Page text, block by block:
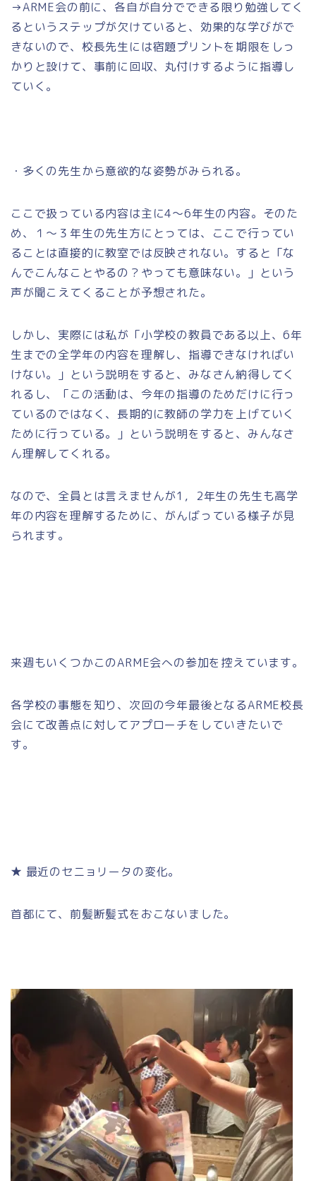
→ARME会の前に、各自が自分でできる限り勉強してく
るというステップが欠けていると、効果的な学びがで
きないので、校長先生には宿題プリントを期限をしっ
かりと設けて、事前に回収、丸付けするように指導し
ていく。
・多くの先生から意欲的な姿勢がみられる。
ここで扱っている内容は主に4～6年生の内容。そのた
め、１～３年生の先生方にとっては、ここで行ってい
ることは直接的に教室では反映されない。すると「な
んでこんなことやるの？やっても意味ない。」という
声が聞こえてくることが予想された。
しかし、実際には私が「小学校の教員である以上、6年
生までの全学年の内容を理解し、指導できなければい
けない。」という説明をすると、みなさん納得してく
れるし、「この活動は、今年の指導のためだけに行っ
ているのではなく、長期的に教師の学力を上げていく
ために行っている。」という説明をすると、みんなさ
ん理解してくれる。
なので、全員とは言えませんが1，2年生の先生も高学
年の内容を理解するために、がんばっている様子が見
られます。
来週もいくつかこのARME会への参加を控えています。
各学校の事態を知り、次回の今年最後となるARME校長
会にて改善点に対してアプローチをしていきたいで
す。
★ 最近のセニョリータの変化。
首都にて、前髪断髪式をおこないました。